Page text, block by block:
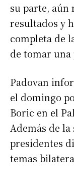
su parte, aún
resultados y
completa de
de tomar
Padovan
el domingo
Boric en el
Además de
presidentes
temas